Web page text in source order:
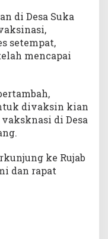
di Desa Suka
setempat,
mencapai
divaksin kian
di Desa
ke Rujab
dan rapat